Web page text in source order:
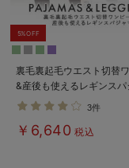
5%OFF
裏毛裏起毛ウエスト切替
&産後も使えるレギンスパ
マ マタニティ・授乳パ
【出産後も長く使える】
3件
￥6,640 税込